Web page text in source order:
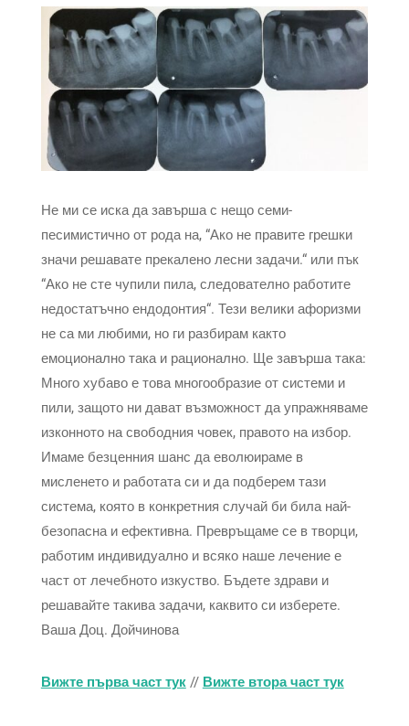
Не ми се иска да завърша с нещо семи-
песимистично от рода на, “Ако не правите грешки
значи решавате прекалено лесни задачи.“ или пък
“Ако не сте чупили пила, следователно работите
недостатъчно ендодонтия“. Тези велики афоризми
не са ми любими, но ги разбирам както
емоционално така и рационално. Ще завърша така:
Много хубаво е това многообразие от системи и
пили, защото ни дават възможност да упражняваме
изконното на свободния човек, правото на избор.
Имаме безценния шанс да еволюираме в
мисленето и работата си и да подберем тази
система, която в конкретния случай би била най-
безопасна и ефективна. Превръщаме се в творци,
работим индивидуално и всяко наше лечение е
част от лечебното изкуство. Бъдете здрави и
решавайте такива задачи, каквито си изберете.
Ваша Доц. Дойчинова
Вижте първа част тук// Вижте втора част тук